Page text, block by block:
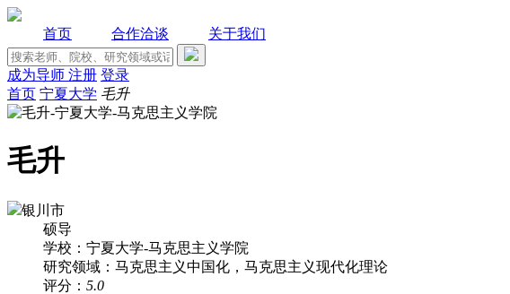
首页 合作洽谈 关于我们
成为导师 注册 登录
首页 宁夏大学 毛升
毛升
银川市
硕导
学校：宁夏大学-马克思主义学院
研究领域：马克思主义中国化，马克思主义现代化理论
评分： 5.0